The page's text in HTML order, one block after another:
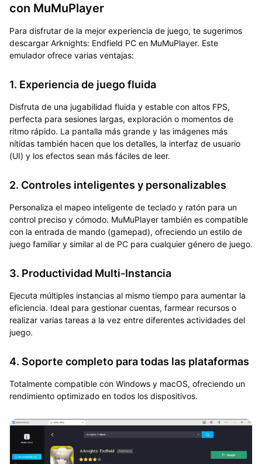
con MuMuPlayer
Para disfrutar de la mejor experiencia de juego, te sugerimos
descargar Arknights: Endfield PC en MuMuPlayer. Este
emulador ofrece varias ventajas:
1. Experiencia de juego fluida
Disfruta de una jugabilidad fluida y estable con altos FPS,
perfecta para sesiones largas, exploración o momentos de
ritmo rápido. La pantalla más grande y las imágenes más
nítidas también hacen que los detalles, la interfaz de usuario
(UI) y los efectos sean más fáciles de leer.
2. Controles inteligentes y personalizables
Personaliza el mapeo inteligente de teclado y ratón para un
control preciso y cómodo. MuMuPlayer también es compatible
con la entrada de mando (gamepad), ofreciendo un estilo de
juego familiar y similar al de PC para cualquier género de juego.
3. Productividad Multi-Instancia
Ejecuta múltiples instancias al mismo tiempo para aumentar la
eficiencia. Ideal para gestionar cuentas, farmear recursos o
realizar varias tareas a la vez entre diferentes actividades del
juego.
4. Soporte completo para todas las plataformas
Totalmente compatible con Windows y macOS, ofreciendo un
rendimiento optimizado en todos los dispositivos.